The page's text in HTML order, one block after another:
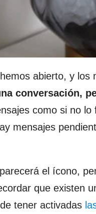
abierto, y los
conversación,
como si no lo
mensajes
el ícono,
que existen
tener activadas